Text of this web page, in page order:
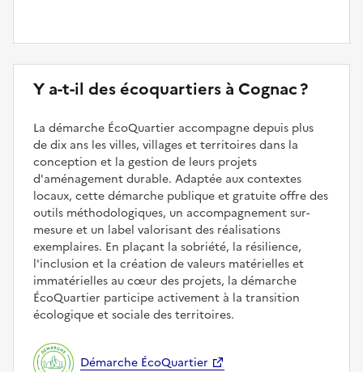
Y a-t-il des écoquartiers à Cognac ?
La démarche ÉcoQuartier accompagne depuis plus
de dix ans les villes, villages et territoires dans la
conception et la gestion de leurs projets
d'aménagement durable. Adaptée aux contextes
locaux, cette démarche publique et gratuite offre des
outils méthodologiques, un accompagnement sur-
mesure et un label valorisant des réalisations
exemplaires. En plaçant la sobriété, la résilience,
l'inclusion et la création de valeurs matérielles et
immatérielles au cœur des projets, la démarche
ÉcoQuartier participe activement à la transition
écologique et sociale des territoires.
Démarche ÉcoQuartier